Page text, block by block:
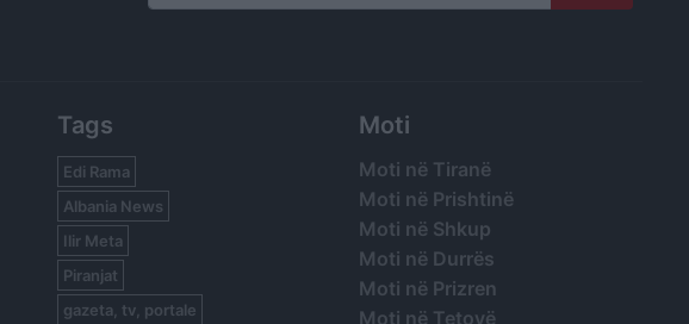
Search
Tags
Edi Rama
Albania News
Ilir Meta
Piranjat
gazeta, tv, portale
Moti
Moti në Tiranë
Moti në Prishtinë
Moti në Shkup
Moti në Durrës
Moti në Prizren
Moti në Tetovë